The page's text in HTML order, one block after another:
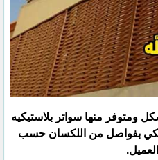
ومتوفر منها سواتر بلاستيكيه
بفواصل من اللكسان ‏حسب